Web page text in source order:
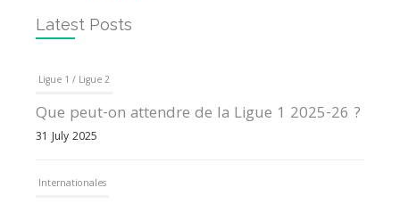
Latest Posts
Ligue 1 / Ligue 2
Que peut-on attendre de la Ligue 1 2025-26 ?
31 July 2025
Internationales